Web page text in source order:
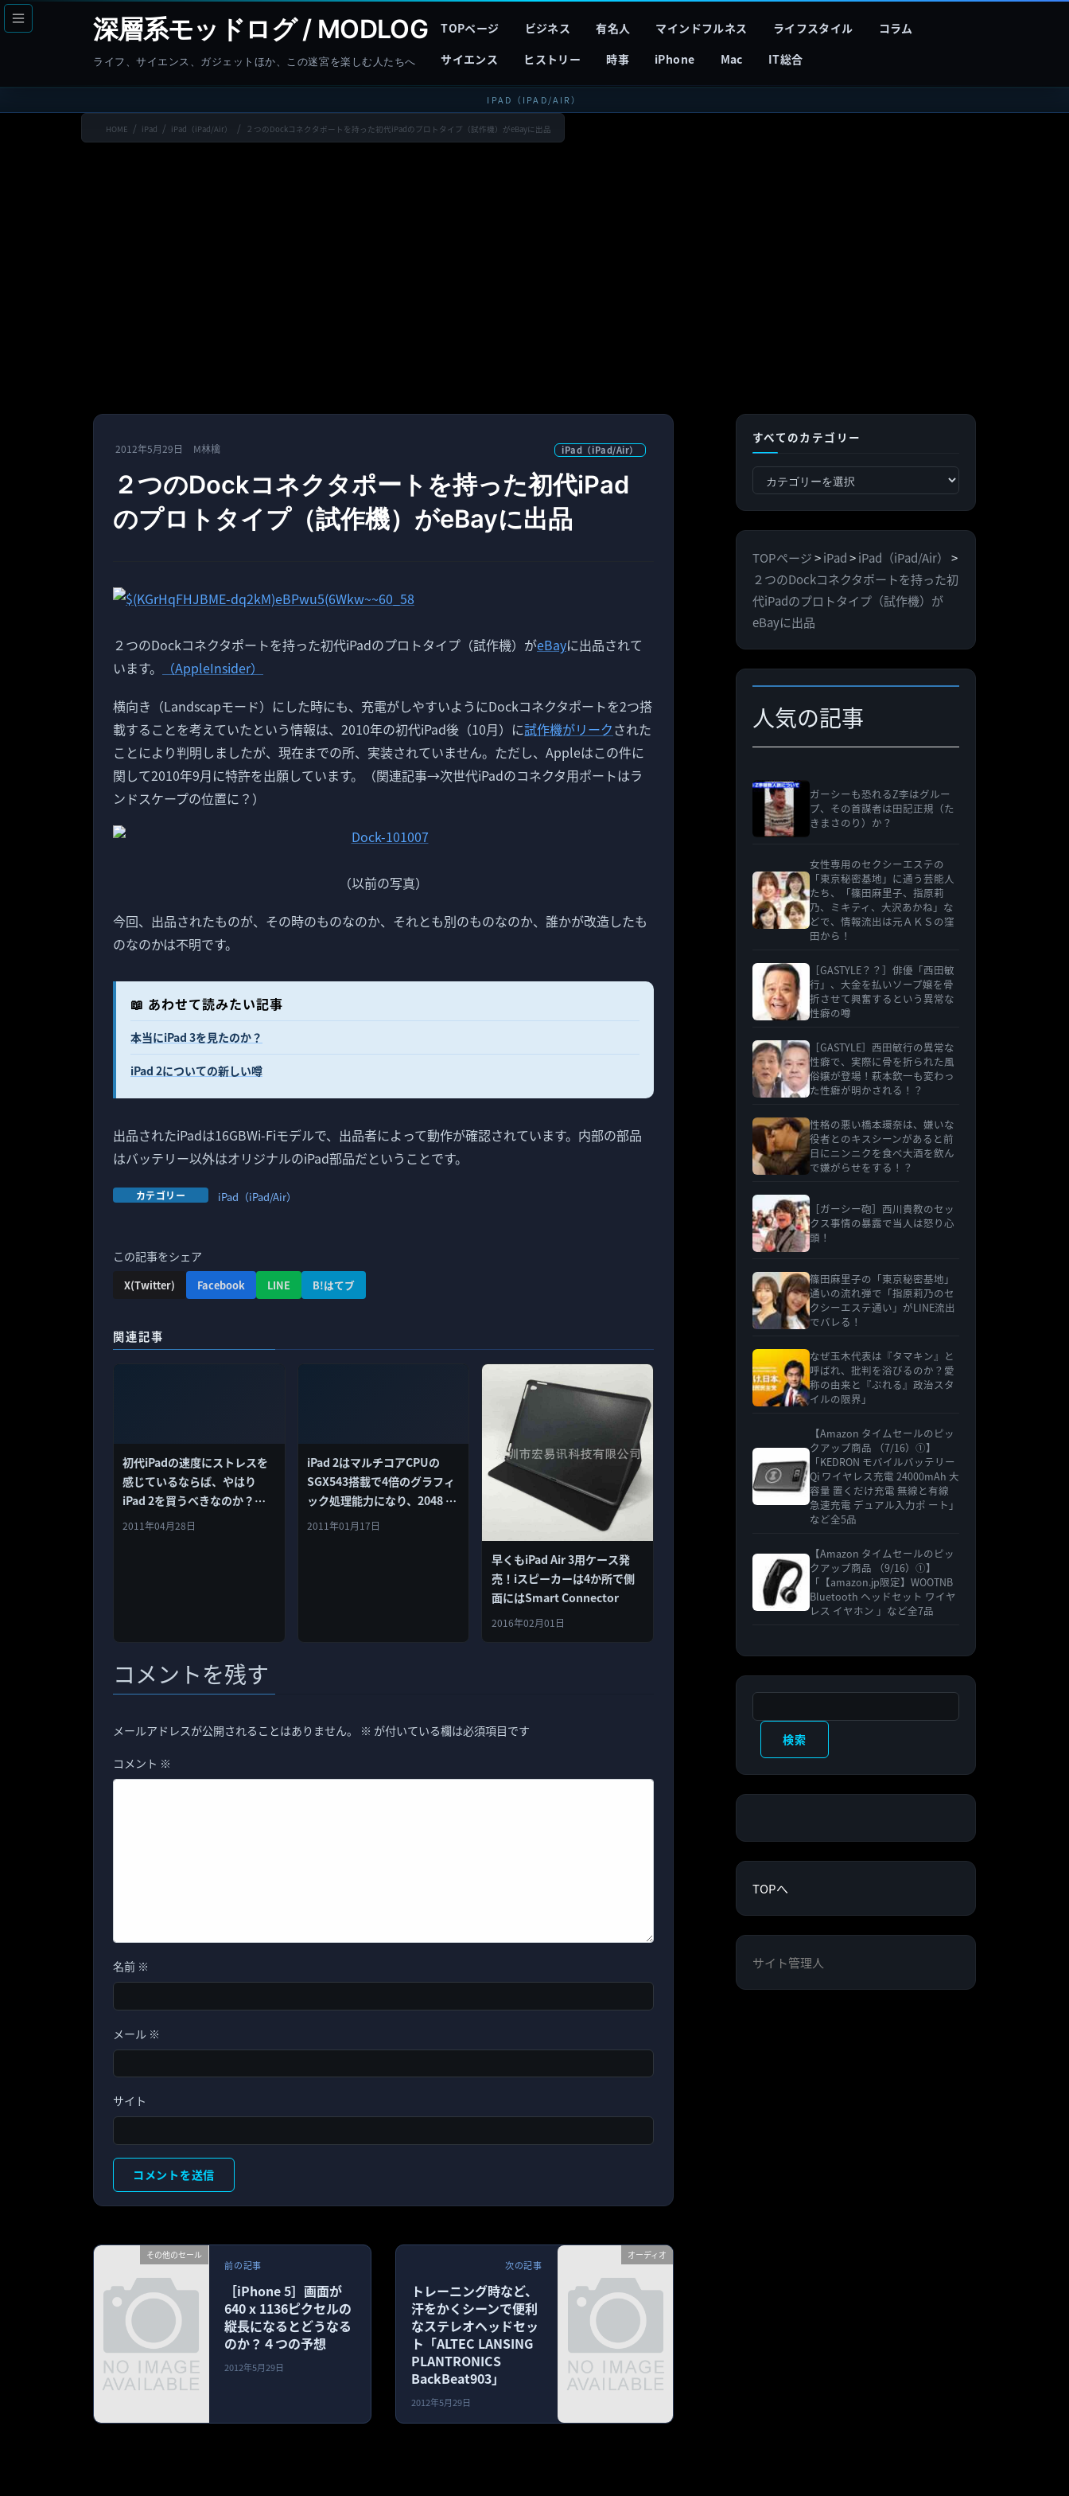
コ
ン
へ
ナ
ビ
ョ
深層系モッドログ / MODLOG
ライフ、サイエンス、ガジェットほか、この迷宮を楽しむ人たちへ
TOPページ ビジネス 有名人 マインドフルネス ライフスタイル
コラム
サイエンス
ヒストリー 時事 iPhone Mac IT総合
IPAD（IPAD/AIR）
HOME iPad iPad（iPad/Air） ２つのDockコネクタポートを持った初代iPadのプロトタイプ（試作機）がeBayに出品
2012年5月29日 M林檎 iPad（iPad/Air）
２つのDockコネクタポートを持った初代iPad
のプロトタイプ（試作機）がeBayに出品
２つのDockコネクタポートを持った初代iPadのプロトタイプ（試作機）がeBayに出品されて
います。
（AppleInsider）
横向き（Landscapモード）にした時にも、充電がしやすいようにDockコネクタポートを2つ搭
載することを考えていたという情報は、2010年の初代iPad後（10月）に試作機がリークされた
ことにより判明しましたが、現在までの所、実装されていません。ただし、Appleはこの件に
関して2010年9月に特許を出願しています。（関連記事→次世代iPadのコネクタ用ポートはラ
ンドスケープの位置に？）
（以前の写真）
今回、出品されたものが、その時のものなのか、それとも別のものなのか、誰かが改造したも
のなのかは不明です。
📖 あわせて読みたい記事
本当にiPad 3を見たのか？
iPad 2についての新しい噂
出品されたiPadは16GBWi-Fiモデルで、出品者によって動作が確認されています。内部の部品
はバッテリー以外はオリジナルのiPad部品だということです。
カテゴリー iPad（iPad/Air）
この記事をシェア
X(Twitter) Facebook LINE B!はてブ
関連記事
初代iPadの速度にストレスを
感じているならば、やはり
iPad 2を買うべきなのか？
（動作比較の動画あり）
2011年04月28日
iPad 2はマルチコアCPUの
SGX543搭載で4倍のグラフィ
ック処理能力になり、2048 ×
1536を実現！
2011年01月17日
早くもiPad Air 3用ケース発
売！iスピーカーは4か所で側
面にはSmart Connector
2016年02月01日
コメントを残す
メールアドレスが公開されることはありません。 ※ が付いている欄は必須項目です
コメント ※
名前 ※
メール ※
サイト
その他のセール
前の記事
［iPhone 5］画面が
640 x 1136ピクセルの
縦長になるとどうなる
のか？４つの予想
2012年5月29日
オーディオ
次の記事
トレーニング時など、
汗をかくシーンで便利
なステレオヘッドセッ
ト「ALTEC LANSING
PLANTRONICS
BackBeat903」
2012年5月29日
すべてのカテゴリー
べ
カ
テ
ゴ
リ
ー
TOPページ>iPad>iPad（iPad/Air）
>
２つのDockコネクタポートを持った初
代iPadのプロトタイプ（試作機）が
eBayに出品
人気の記事
ガーシーも恐れるZ李はグルー
プ、その首謀者は田記正規（た
きまさのり）か？
女性専用のセクシーエステの
「東京秘密基地」に通う芸能人
たち、「篠田麻里子、指原莉
乃、ミキティ、大沢あかね」な
どで、情報流出は元ＡＫＳの窪
田から！
［GASTYLE？？］俳優「西田敏
行」、大金を払いソープ嬢を骨
折させて興奮するという異常な
性癖の噂
［GASTYLE］西田敏行の異常な
性癖で、実際に骨を折られた風
俗嬢が登場！萩本欽一も変わっ
た性癖が明かされる！？
性格の悪い橋本環奈は、嫌いな
役者とのキスシーンがあると前
日にニンニクを食べ大酒を飲ん
で嫌がらせをする！？
［ガーシー砲］西川貴教のセッ
クス事情の暴露で当人は怒り心
頭！
篠田麻里子の「東京秘密基地」
通いの流れ弾で「指原莉乃のセ
クシーエステ通い」がLINE流出
でバレる！
なぜ玉木代表は『タマキン』と
呼ばれ、批判を浴びるのか？愛
称の由来と『ぶれる』政治スタ
イルの限界」
【Amazon タイムセールのピッ
クアップ商品 （7/16）①】
「KEDRON モバイルバッテリー
Qi ワイヤレス充電 24000mAh 大
容量 置くだけ充電 無線と有線
急速充電 デュアル入力ポ ート」
など全5品
【Amazon タイムセールのピッ
クアップ商品 （9/16）①】
「【amazon.jp限定】WOOTNB
Bluetooth ヘッドセット ワイヤ
レス イヤホン 」など全7品
検索
TOPへ
サイト管理人